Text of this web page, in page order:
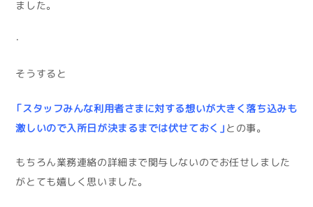
ました。
・
そうすると
「スタッフみんな利用者さまに対する想いが大きく落ち込みも
激しいので入所日が決まるまでは伏せておく」 との事。
もちろん業務連絡の詳細まで関与しないのでお任せしました
がとても嬉しく思いました。